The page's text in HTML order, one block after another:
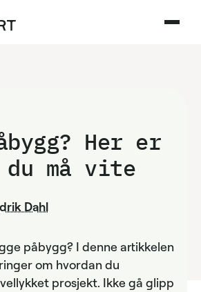
Her er
må vite
Dahl
påbygg? I denne artikkelen
om hvordan du
prosjekt. Ikke gå glipp